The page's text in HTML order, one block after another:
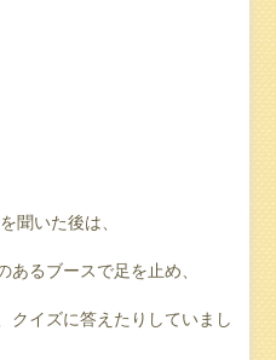
聞いた後は、
あるブースで足を止め、
クイズに答えたりしていまし